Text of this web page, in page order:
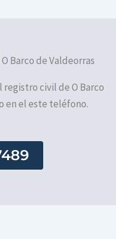
Barco de Valdeorras
civil de O Barco
en el este teléfono.